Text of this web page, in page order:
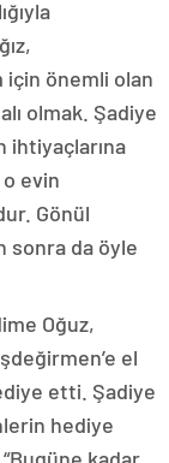
önemli olan
olmak. Şadiye
ihtiyaçlarına
o evin
Gönül
sonra da öyle
Oğuz,
el
etti. Şadiye
hediye